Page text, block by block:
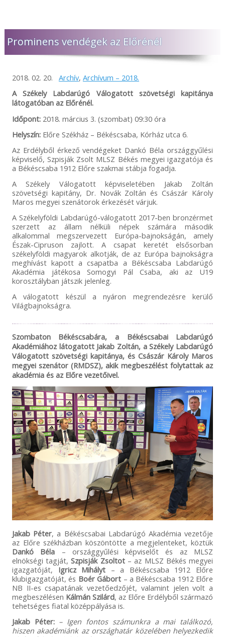
Prominens vendégek az Előrénél
2018. 02. 20. Archív, Archívum – 2018.
A Székely Labdarúgó Válogatott szövetségi kapitánya
látogatóban az Előrénél.
Időpont: 2018. március 3. (szombat) 09:30 óra
Helyszín: Előre Székház – Békéscsaba, Kórház utca 6.
Az Erdélyből érkező vendégeket Dankó Béla országgyűlési
képviselő, Szpisják Zsolt MLSZ Békés megyei igazgatója és
a Békéscsaba 1912 Előre szakmai stábja fogadja.
A Székely Válogatott képviseletében Jakab Zoltán
szövetségi kapitány, Dr. Novák Zoltán és Császár Károly
Maros megyei szenátorok érkezését várjuk.
A Székelyföldi Labdarúgó-válogatott 2017-ben bronzérmet
szerzett az állam nélküli népek számára második
alkalommal megszervezett Európa-bajnokságán, amely
Észak-Cipruson zajlott. A csapat keretét elsősorban
székelyföldi magyarok alkotják, de az Európa bajnokságra
meghívást kapott a csapatba a Békéscsaba Labdarúgó
Akadémia játékosa Somogyi Pál Csaba, aki az U19
korosztályban játszik jelenleg.
A válogatott készül a nyáron megrendezésre kerülő
Világbajnokságra.
Szombaton Békéscsabára, a Békéscsabai Labdarúgó
Akadémiához látogatott Jakab Zoltán, a Székely Labdarúgó
Válogatott szövetségi kapitánya, és Császár Károly Maros
megyei szenátor (RMDSZ), akik megbeszélést folytattak az
akadémia és az Előre vezetőivel.
Jakab Péter, a Békéscsabai Labdarúgó Akadémia vezetője
az Előre székházban köszöntötte a megjelenteket, köztük
Dankó Béla – országgyűlési képviselőt és az MLSZ
elnökségi tagját,Szpisják Zsoltot– az MLSZ Békés megyei
igazgatóját, Igricz Mihályt – a Békéscsaba 1912 Előre
klubigazgatóját, és Boér Gábort – a Békéscsaba 1912 Előre
NB II-es csapatának vezetőedzőjét, valamint jelen volt a
megbeszélésen Kálmán Szilárd, az Előre Erdélyből származó
tehetséges fiatal középpályása is.
Jakab Péter: – Igen fontos számunkra a mai találkozó,
hiszen akadémiánk az országhatár közelében helyezkedik